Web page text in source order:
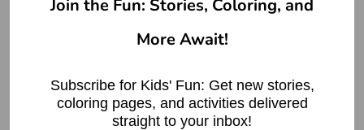
चिता से उतार
लिया।
| Ghost
Join the Fun: Stories, Coloring, and
More Await!
Subscribe for Kids' Fun: Get new stories,
coloring pages, and activities delivered
straight to your inbox!